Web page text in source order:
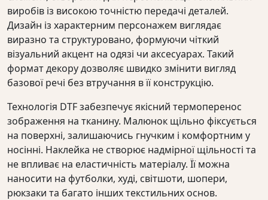
виробів із високою точністю передачі деталей.
Дизайн із характерним персонажем виглядає
виразно та структуровано, формуючи чіткий
візуальний акцент на одязі чи аксесуарах. Такий
формат декору дозволяє швидко змінити вигляд
базової речі без втручання в її конструкцію.
Технологія DTF забезпечує якісний термоперенос
зображення на тканину. Малюнок щільно фіксується
на поверхні, залишаючись гнучким і комфортним у
носінні. Наклейка не створює надмірної щільності та
не впливає на еластичність матеріалу. Її можна
наносити на футболки, худі, світшоти, шопери,
рюкзаки та багато інших текстильних основ.